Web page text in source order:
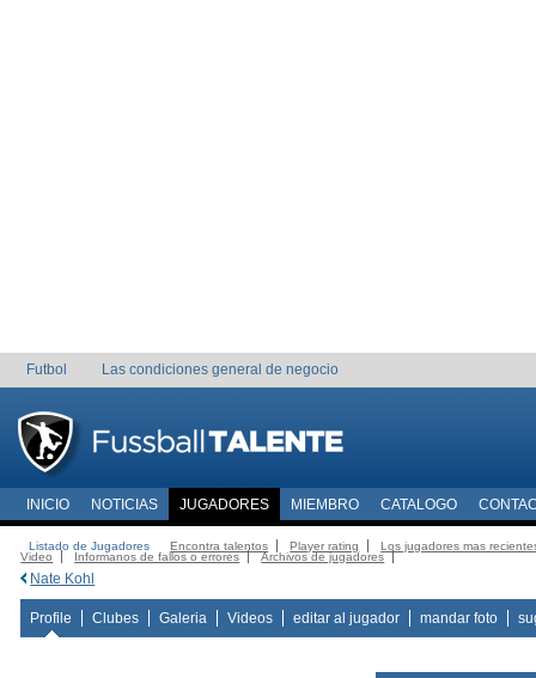
Futbol Las condiciones general de negocio
INICIO NOTICIAS JUGADORES MIEMBRO CATALOGO
Listado de Jugadores Encontra talentos Player rating
Los jugadores mas
Video
Informanos de fallos o errores Archivos de jugadores
Nate Kohl
Profile Clubes Galeria Videos editar al jugador mandar foto